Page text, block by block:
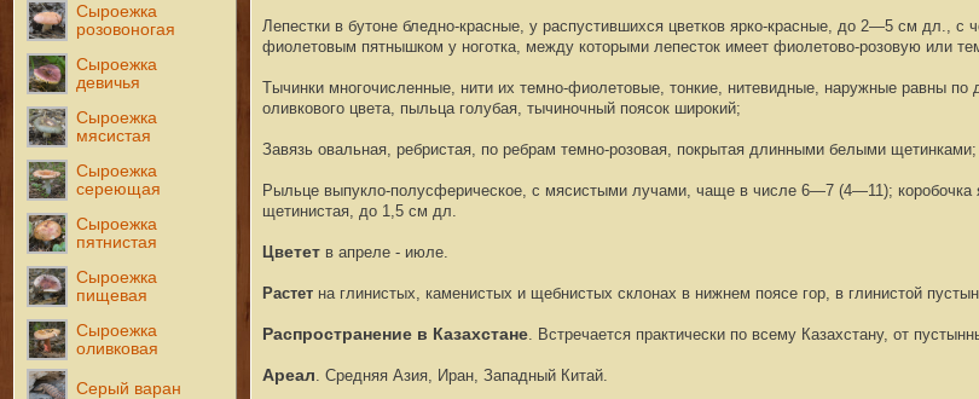
Сыроежка
розовоногая
Сыроежка
девичья
Сыроежка
мясистая
Сыроежка
сереющая
Сыроежка
пятнистая
Сыроежка
пищевая
Сыроежка
оливковая
Серый варан
Лепестки в бутоне бледно-красные, у распустившихся цветков ярко-красные, до 2—5 см дл., с
фиолетовым пятнышком у ноготка, между которыми лепесток имеет фиолетово-розовую или
Тычинки многочисленные, нити их темно-фиолетовые, тонкие, нитевидные, наружные равны по
оливкового цвета, пыльца голубая, тычиночный поясок широкий;
Завязь овальная, ребристая, по ребрам темно-розовая, покрытая длинными белыми щетинками;
Рыльце выпукло-полусферическое, с мясистыми лучами, чаще в числе 6—7 (4—11); коробочка
щетинистая, до 1,5 см дл.
Цветет в апреле - июле.
Растетна глинистых, каменистых и щебнистых склонах в нижнем поясе гор, в глинистой
Распространение в Казахстане. Встречается практически по всему Казахстану, от
Ареал . СредняяАзия, Иран, ЗападныйКитай.